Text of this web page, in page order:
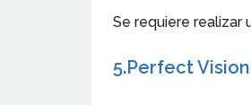
Se requiere realizar
5.Perfect